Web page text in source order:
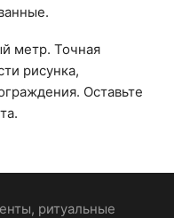
метр. Точная
рисунка,
Оставьте
ритуальные